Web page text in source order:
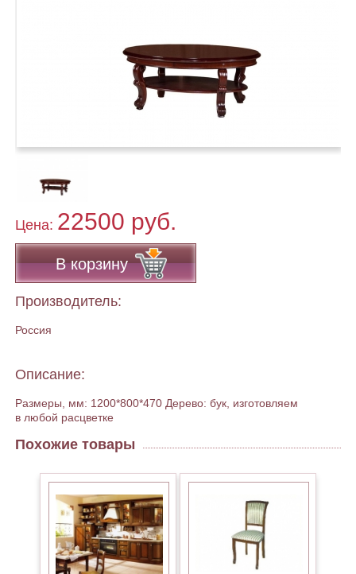
Цена: 22500 руб.
В корзину
Производитель:
Россия
Описание:
Размеры, мм: 1200*800*470 Дерево: бук, изготовляем
в любой расцветке
Похожие товары